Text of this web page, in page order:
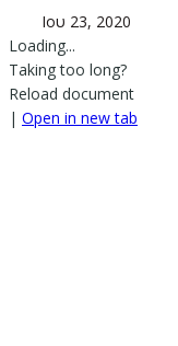
Ιου 23, 2020
Loading...
Taking too long?
Reload document
| Open in new tab